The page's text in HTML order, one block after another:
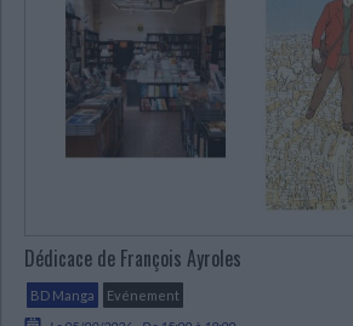
Dédicace de François Ayroles
BD Manga
Evénement